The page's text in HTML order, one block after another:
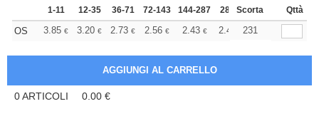
1-11 12-35 36-71 72-143 144-287 288 + Altri
Scorta Qttà
OS 3.85 € 3.20 € 2.73 € 2.56 € 2.43 € 2.41 231
0ARTICOLI 0.00 €